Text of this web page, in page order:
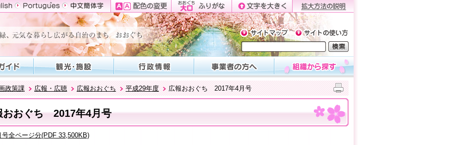
政策課 広報・広聴 広報おおぐち 平成29年度 広報おおぐち 2017年4月号
おおぐち 2017年4月号
全ページ分(PDF 33,500KB)